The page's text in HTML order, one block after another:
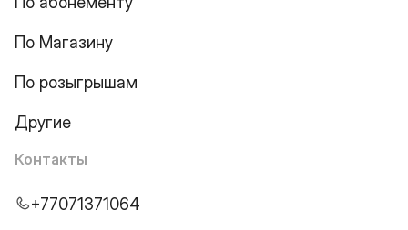
По Магазину
По розыгрышам
Другие
Контакты
+77071371064